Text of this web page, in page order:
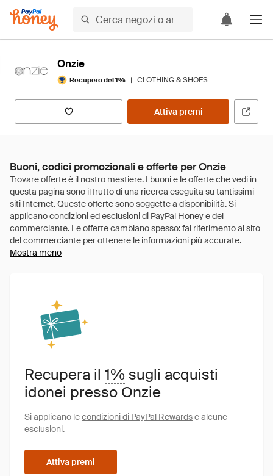
Onzie
Recupero del 1% | CLOTHING & SHOES
Attiva premi
Buoni, codici promozionali e offerte per Onzie
Mostra meno
Recupera il 1% sugli acquisti
idonei presso Onzie
Si applicano lecondizioni di PayPal Rewardse alcune
esclusioni.
Attiva premi